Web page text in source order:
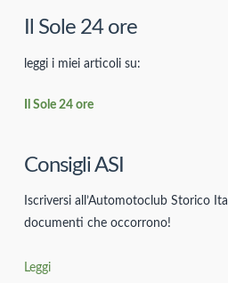
Il Sole 24 ore
leggi i miei articoli su:
Il Sole 24 ore
Consigli ASI
Iscriversi all’Automotoclub Storico
documenti che occorrono!
Leggi